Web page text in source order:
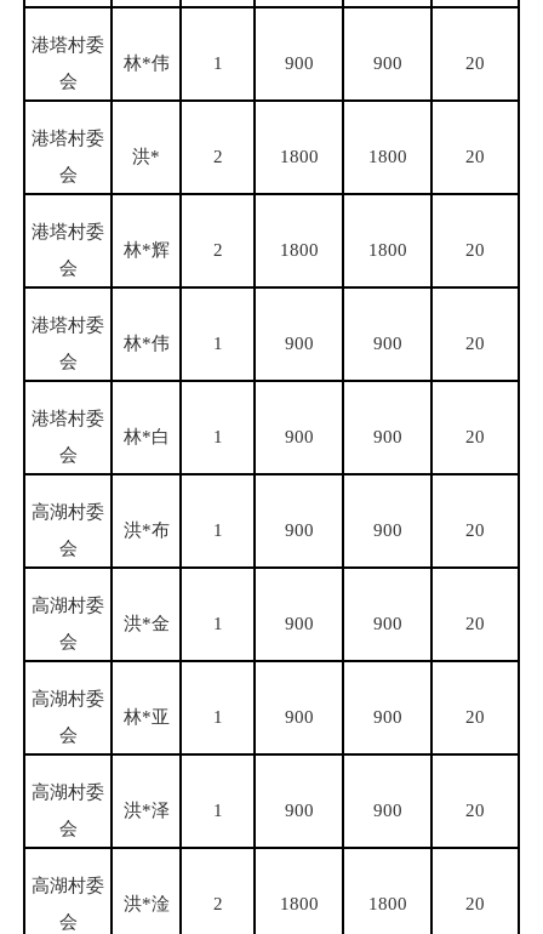
港塔村委
会
林*伟 1 900 900 20
港塔村委
会
洪* 2 1800 1800 20
港塔村委
会
林*辉 2 1800 1800 20
港塔村委
会
林*伟 1 900 900 20
港塔村委
会
林*白 1 900 900 20
高湖村委
会
洪*布 1 900 900 20
高湖村委
会
洪*金 1 900 900 20
高湖村委
会
林*亚 1 900 900 20
高湖村委
会
洪*泽 1 900 900 20
高湖村委
会
洪*淦 2 1800 1800 20